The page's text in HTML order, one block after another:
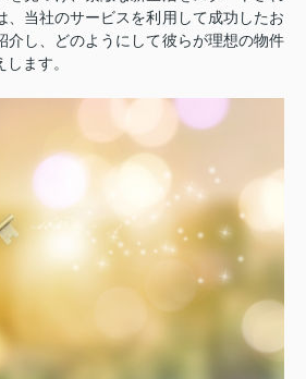
、当社のサービスを利用して成功したお
介し、どのようにして彼らが理想の物件
ます。